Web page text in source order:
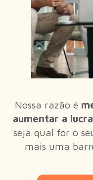
Nossa razão é
aumentar a
seja qual for o
mais uma